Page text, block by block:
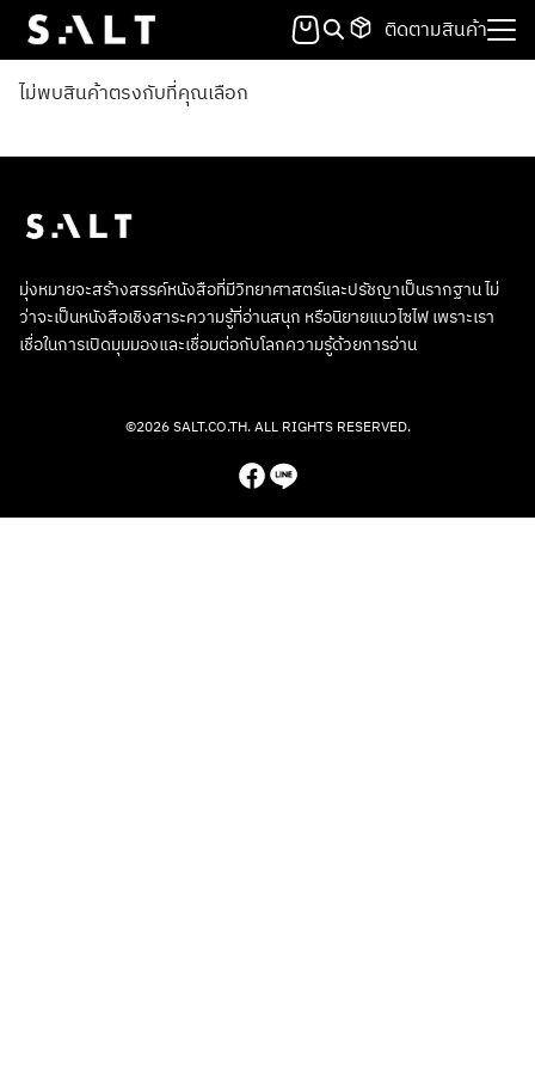
Skip
ติดตามสินค้า
Search
for:
ไม่พบสินค้าตรงกับที่คุณเลือก
มุ่งหมายจะสร้างสรรค์หนังสือที่มีวิทยาศาสตร์และปรัชญาเป็นรากฐาน ไม่
ว่าจะเป็นหนังสือเชิงสาระความรู้ที่อ่านสนุก หรือนิยายแนวไซไฟ เพราะเรา
เชื่อในการเปิดมุมมองและเชื่อมต่อกับโลกความรู้ด้วยการอ่าน
©2026 SALT.CO.TH. ALL RIGHTS RESERVED.